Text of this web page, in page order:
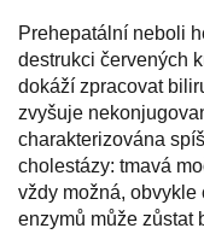
Prehepatální neboli
destrukci červených
dokáží zpracovat
zvyšuje
charakterizována
cholestázy: tmavá
vždy možná,
enzymů může zůstat